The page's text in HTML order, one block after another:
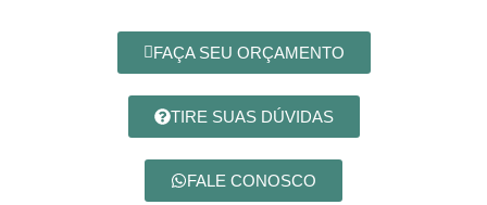
FAÇA SEU ORÇAMENTO
TIRE SUAS DÚVIDAS
FALE CONOSCO